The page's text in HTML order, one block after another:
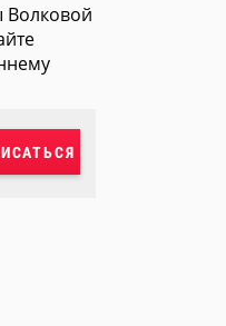
Волковой